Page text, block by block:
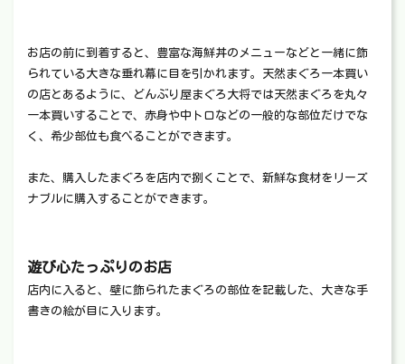
お店の前に到着すると、豊富な海鮮丼のメニューなどと一緒に飾
られている大きな垂れ幕に目を引かれます。天然まぐろ一本買い
の店とあるように、どんぶり屋まぐろ大将では天然まぐろを丸々
一本買いすることで、赤身や中トロなどの一般的な部位だけでな
く、希少部位も食べることができます。
また、購入したまぐろを店内で捌くことで、新鮮な食材をリーズ
ナブルに購入することができます。
遊び心たっぷりのお店
店内に入ると、壁に飾られたまぐろの部位を記載した、大きな手
書きの絵が目に入ります。